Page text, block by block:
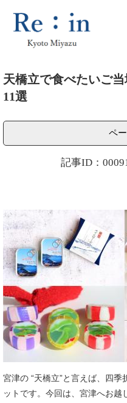
で
す
ば
し
本
へ
文
天橋立で食べたいご
11選
ペ
記事ID：
宮津の “天橋立”と言えば、四
ットです。今回は、宮津へお越